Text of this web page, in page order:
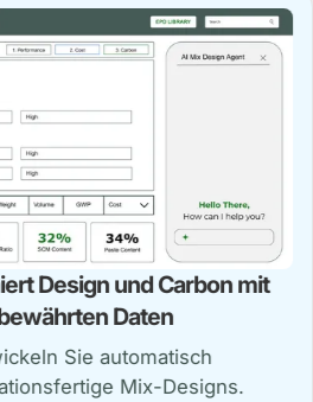
Design und Carbon mit
Daten
Sie automatisch
Mix-Designs.